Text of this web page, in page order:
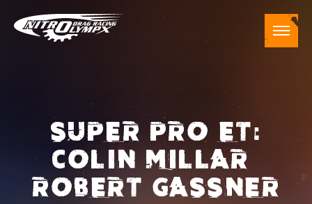
SUPER PRO ET:
COLIN MILLAR –
ROBERT GASSNER